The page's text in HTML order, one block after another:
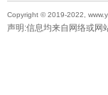
Copyright © 2019-2022,
声明:信息均来自网络或网